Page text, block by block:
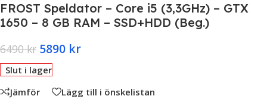
FROST Speldator – Core i5 (3,3GHz) – GTX
1650 – 8 GB RAM – SSD+HDD (Beg.)
6490kr 5890 kr
Slut i lager
Jämför
Lägg till i önskelistan